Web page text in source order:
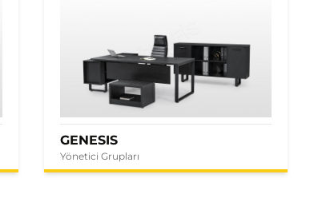
GENESIS
Yönetici Grupları